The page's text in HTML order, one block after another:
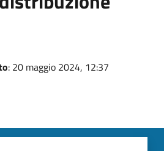
: 20 maggio 2024, 12:37